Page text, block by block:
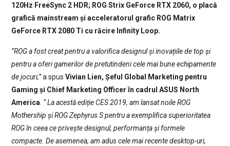
120Hz FreeSync 2 HDR; ROG Strix GeForce RTX 2060, o placă
grafică mainstream și acceleratorul grafic ROG Matrix
GeForce RTX 2080 Ti cu răcire Infinity Loop.
“ROG a fost creat pentru a valorifica designul și inovațiile de top și
pentru a oferi gamerilor de pretutindeni cele mai bune echipamente
de jocuri,”a spus Vivian Lien, Șeful Global Marketing pentru
Gaming și Chief Marketing Officer în cadrul ASUS North
America. “ La acestă ediție CES 2019, am lansat noile ROG
Mothership și ROG Zephyrus S pentru a exemplifica superioritatea
ROG în ceea ce privește designul, performanța și formele
compacte. De asemenea, am adus cele mai recente desktop-uri,